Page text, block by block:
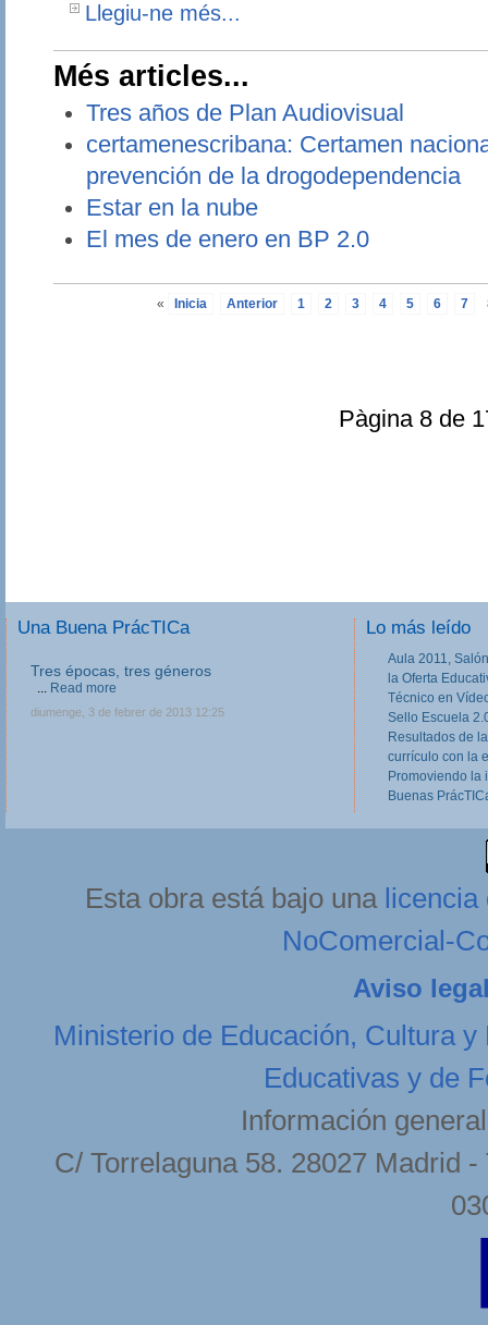
Llegiu-ne més...
Més articles...
Tres años de Plan Audiovisual
certamenescribana: Certamen
prevención de la drogodependencia
Estar en la nube
El mes de enero en BP 2.0
« Inicia Anterior 1 2 3 4 5 6 7
Pàgina 8 de
Una Buena PrácTICa
Tres épocas, tres géneros
... Read more
diumenge, 3 de febrer de 2013 12:25
Lo más leído
Aula 2011,
la Oferta
Técnico en
Sello Escuela
Resultados de
currículo con la
Promoviendo la
Buenas
Esta obra está bajo una licencia
NoComercial-
Aviso
Ministerio de Educación, Cultura y
Educativas y de
Información
C/ Torrelaguna 58. 28027 Madrid